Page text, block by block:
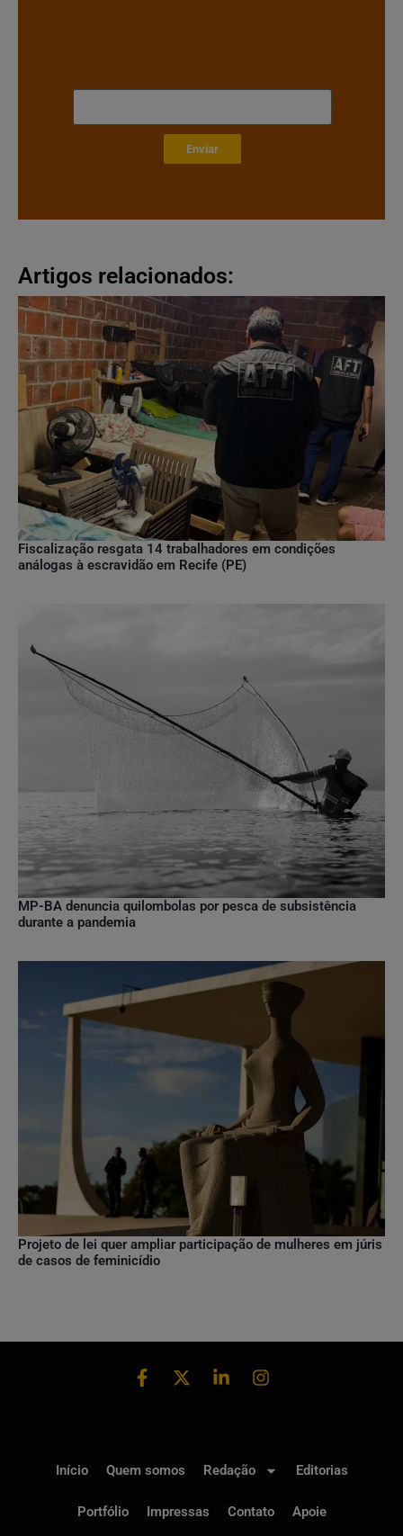
Enviar
Artigos relacionados:
Fiscalização resgata 14 trabalhadores em condições
análogas à escravidão em Recife (PE)
MP-BA denuncia quilombolas por pesca de subsistência
durante a pandemia
Projeto de lei quer ampliar participação de mulheres em júris
de casos de feminicídio
Início Quem somos Redação Editorias
Portfólio Impressas Contato Apoie